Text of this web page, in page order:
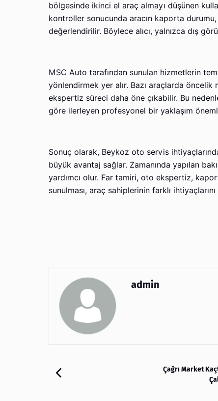
bölgesinde ikinci el araç almayı düşünen
kontroller sonucunda aracın kaporta
değerlendirilir. Böylece alıcı, yalnızca dış
MSC Auto tarafından sunulan hizmetlerin
yönlendirmek yer alır. Bazı araçlarda
ekspertiz süreci daha öne çıkabilir. Bu
göre ilerleyen profesyonel bir yaklaşım
Sonuç olarak, Beykoz oto servis
büyük avantaj sağlar. Zamanında yapılan
yardımcı olur. Far tamiri, oto ekspertiz,
sunulması, araç sahiplerinin farklı
admin
Çağrı Market